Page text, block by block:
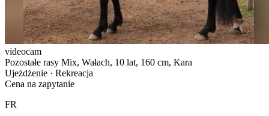
videocam
Pozostałe rasy Mix, Wałach, 10 lat, 160 cm, Kara
Ujeżdżenie · Rekreacja
Cena na zapytanie
FR